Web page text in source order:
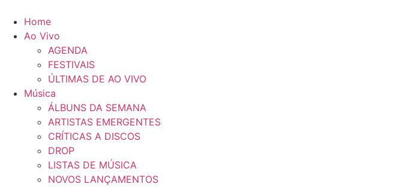
para
conteúdo
Home
Ao Vivo
AGENDA
FESTIVAIS
ÚLTIMAS DE AO VIVO
Música
ÁLBUNS DA SEMANA
ARTISTAS EMERGENTES
CRÍTICAS A DISCOS
DROP
LISTAS DE MÚSICA
NOVOS LANÇAMENTOS